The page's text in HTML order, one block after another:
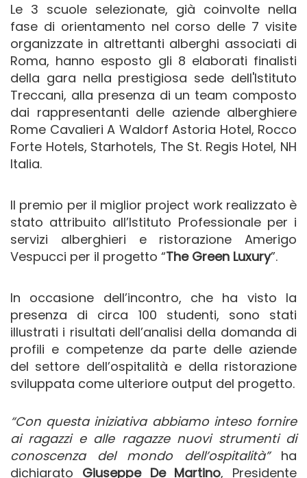
Le 3 scuole selezionate, già coinvolte nella
fase di orientamento nel corso delle 7 visite
organizzate in altrettanti alberghi associati di
Roma, hanno esposto gli 8 elaborati finalisti
della gara nella prestigiosa sede dell'Istituto
Treccani, alla presenza di un team composto
dai rappresentanti delle aziende alberghiere
Rome Cavalieri A Waldorf Astoria Hotel, Rocco
Forte Hotels, Starhotels, The St. Regis Hotel, NH
Italia.
Il premio per il miglior project work realizzato è
stato attribuito all’Istituto Professionale per i
servizi alberghieri e ristorazione Amerigo
Vespucci per il progetto “The Green Luxury”.
In occasione dell’incontro, che ha visto la
presenza di circa 100 studenti, sono stati
illustrati i risultati dell’analisi della domanda di
profili e competenze da parte delle aziende
del settore dell’ospitalità e della ristorazione
sviluppata come ulteriore output del progetto.
“Con questa iniziativa abbiamo inteso fornire
ai ragazzi e alle ragazze nuovi strumenti di
conoscenza del mondo dell’ospitalità” ha
dichiarato Giuseppe De Martino, Presidente